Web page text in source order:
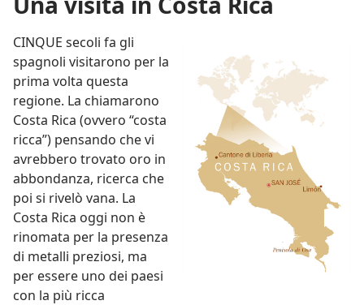
CINQUE secoli fa gli
spagnoli visitarono per la
prima volta questa
regione. La chiamarono
Costa Rica (ovvero “costa
ricca”) pensando che vi
avrebbero trovato oro in
abbondanza, ricerca che
poi si rivelò vana. La
Costa Rica oggi non è
rinomata per la presenza
di metalli preziosi, ma
per essere uno dei paesi
con la più ricca